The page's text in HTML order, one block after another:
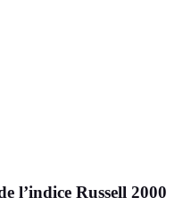
l’indice Russell 2000